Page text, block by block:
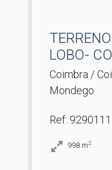
LOBO-
Coimbra /
Mondego
Ref:
998 m2